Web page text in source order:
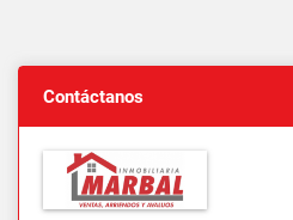
Contáctanos